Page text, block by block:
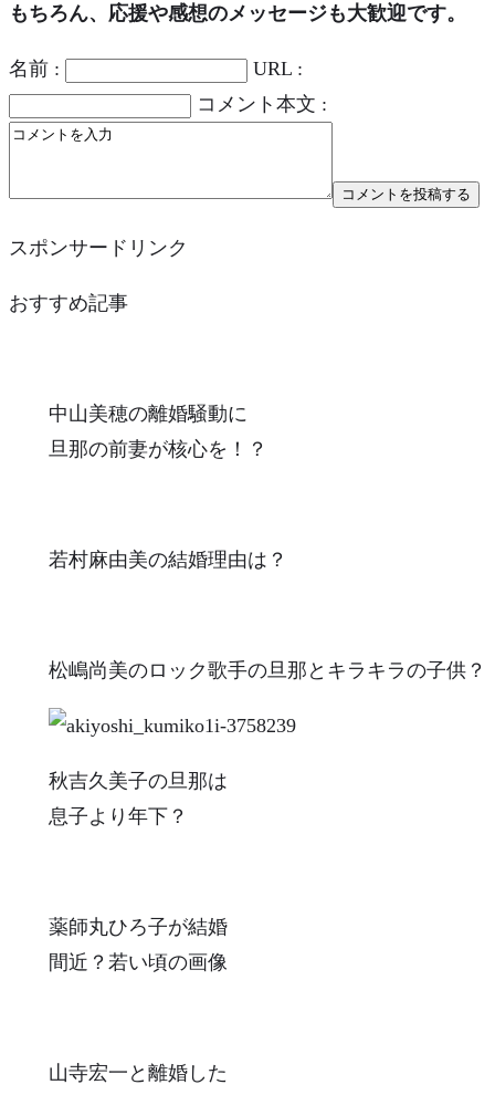
もちろん、応援や感想のメッセージも大歓迎です。
名前 :
URL :
コメント本文 :
スポンサードリンク
おすすめ記事
中山美穂の離婚騒動に
旦那の前妻が核心を！？
若村麻由美の結婚理由は？
松嶋尚美のロック歌手の旦那とキラキラの子供？
秋吉久美子の旦那は
息子より年下？
薬師丸ひろ子が結婚
間近？若い頃の画像
山寺宏一と離婚した